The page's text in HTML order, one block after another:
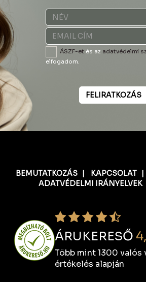
ÁSZF-et és az adatvédelmi
elfogadom.
FELIRATKOZÁS
BEMUTATKOZÁS| KAPCSOLAT|
ADATVÉDELMI IRÁNYELVEK
ÁRUKERESŐ
Több mint 1300 valós
értékelés alapján